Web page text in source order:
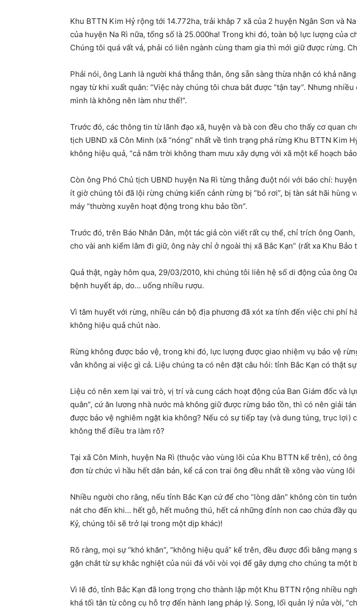
Khu BTTN Kim Hỷ rộng tới 14.772ha, trải khắp 7 xã của 2 huyện Ngân Sơn và
của huyện Na Rì nữa, tổng số là 25.000ha! Trong khi đó, toàn bộ lực lượng
Chúng tôi quá vất vả, phải có liên ngành cùng tham gia thì mới giữ được rừng.
Phải nói, ông Lanh là người khá thẳng thắn, ông sẵn sàng thừa nhận có khả
ngay từ khi xuất quân: “Việc này chúng tôi chưa bắt được “tận tay”. Nhưng
mình là không nên làm như thế!”.
Trước đó, các thông tin từ lãnh đạo xã, huyện và bà con đều cho thấy cơ quan
tịch UBND xã Côn Minh (xã “nóng” nhất về tình trạng phá rừng Khu BTTN Kim
không hiệu quả, “cả năm trời không tham mưu xây dựng với xã một kế hoạch
Còn ông Phó Chủ tịch UBND huyện Na Rì từng thẳng đuột nói với báo chí:
ít giờ chúng tôi đã lội rừng chứng kiến cảnh rừng bị “bỏ rơi”, bị tàn sát hãi
máy “thường xuyên hoạt động trong khu bảo tồn”.
Trước đó, trên Báo Nhân Dân, một tác giả còn viết rất cụ thể, chỉ trích ông
cho vài anh kiểm lâm đi giữ, ông này chỉ ở ngoài thị xã Bắc Kạn” (rất xa Khu
Quả thật, ngày hôm qua, 29/03/2010, khi chúng tôi liên hệ số di động của ông
bệnh huyết áp, do… uống nhiều rượu.
Vì tâm huyết với rừng, nhiều cán bộ địa phương đã xót xa tính đến việc chi phí
không hiệu quả chút nào.
Rừng không được bảo vệ, trong khi đó, lực lượng được giao nhiệm vụ bảo vệ
vẫn không ai việc gì cả. Liệu chúng ta có nên đặt câu hỏi: tỉnh Bắc Kạn có thật
Liệu có nên xem lại vai trò, vị trí và cung cách hoạt động của Ban Giám đốc và
quân”, cứ ăn lương nhà nước mà không giữ được rừng bảo tồn, thì có nên giải
được bảo vệ nghiêm ngặt kia không? Nếu có sự tiếp tay (và dung túng, trục lợi)
không thể điều tra làm rõ?
Tại xã Côn Minh, huyện Na Rì (thuộc vào vùng lõi của Khu BTTN kể trên), có
đơn từ chức vì hầu hết dân bản, kể cả con trai ông đều nhất tề xông vào vùng
Nhiều người cho rằng, nếu tỉnh Bắc Kạn cứ để cho “lòng dân” không còn tin
nát cho đến khi… hết gỗ, hết muông thú, hết cả những đỉnh non cao chứa đầy
Kỷ, chúng tôi sẽ trở lại trong một dịp khác)!
Rõ ràng, mọi sự “khó khăn”, “không hiệu quả” kể trên, đều được đổi bằng
gặn chắt từ sự khắc nghiệt của núi đá vôi vòi vọi để gây dựng cho chúng ta
Vì lẽ đó, tỉnh Bắc Kạn đã long trọng cho thành lập một Khu BTTN rộng nhiều
khá tối tân từ công cụ hỗ trợ đến hành lang pháp lý. Song, lối quản lý nửa vời,